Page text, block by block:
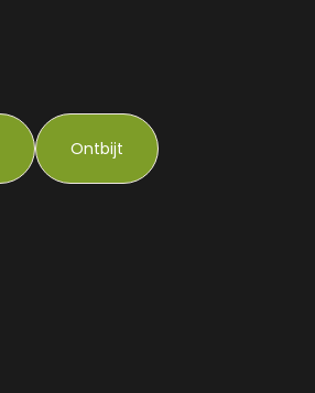
Ontbijt